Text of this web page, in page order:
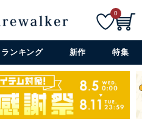
詳細検索+
0
ランキング 新作 特集